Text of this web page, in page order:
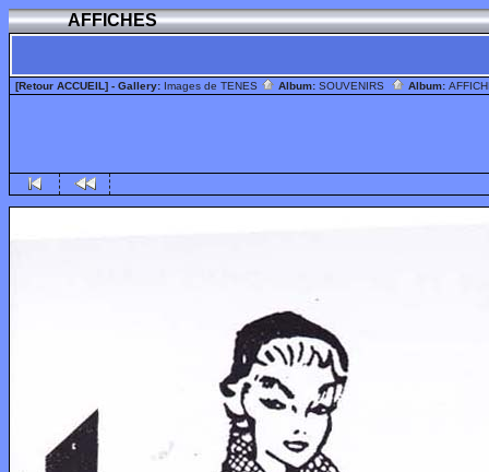
AFFICHES
[Retour ACCUEIL] - Gallery: Images de TENES Album: SOUVENIRS Album: